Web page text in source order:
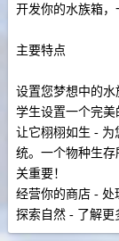
开发你的水族箱，
主要特点
设置您梦想中的
学生设置一个完美
让它栩栩如生 - 为
统。一个物种生
关重要！
经营你的商店 - 处
探索自然 - 了解更